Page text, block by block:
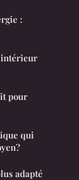
:
intérieur
pour
qui
adapté